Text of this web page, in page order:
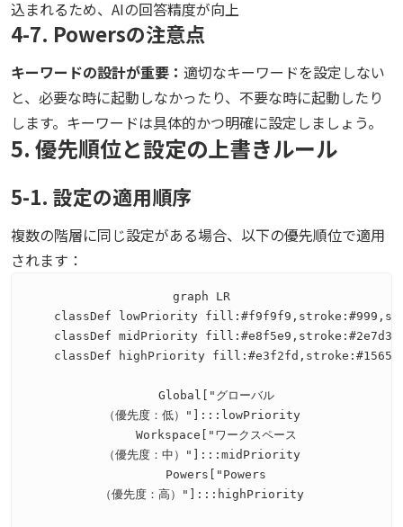
込まれるため、AIの回答精度が向上
4-7. Powersの注意点
キーワードの設計が重要： 適切なキーワードを設定しない
と、必要な時に起動しなかったり、不要な時に起動したり
します。キーワードは具体的かつ明確に設定しましょう。
5. 優先順位と設定の上書きルール
5-1. 設定の適用順序
複数の階層に同じ設定がある場合、以下の優先順位で適用
されます：
graph LR
classDef lowPriority
classDef midPriority
classDef highPriority
    Global["グローバル
（優先度：低）"]:::lowPriority
    Workspace["ワークスペース
（優先度：中）"]:::midPriority
    Powers["Powers
（優先度：高）"]:::highPriority